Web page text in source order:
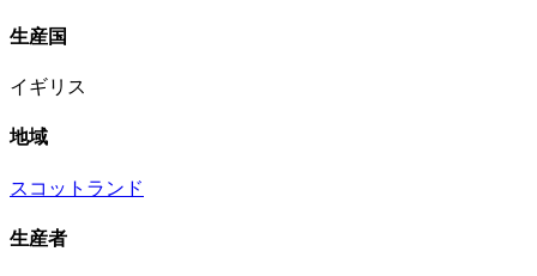
生産国
イギリス
地域
スコットランド
生産者